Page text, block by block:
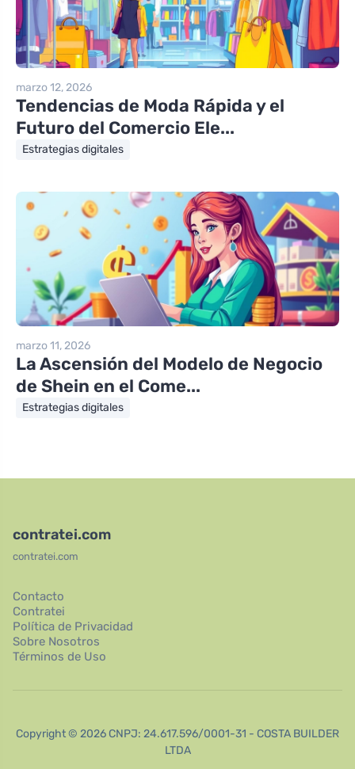
marzo 12, 2026
Tendencias de Moda Rápida y el
Futuro del Comercio Ele...
Estrategias digitales
marzo 11, 2026
La Ascensión del Modelo de Negocio
de Shein en el Come...
Estrategias digitales
contratei.com
contratei.com
Contacto
Contratei
Política de Privacidad
Sobre Nosotros
Términos de Uso
Copyright © 2026 CNPJ: 24.617.596/0001-31 - COSTA BUILDER
LTDA